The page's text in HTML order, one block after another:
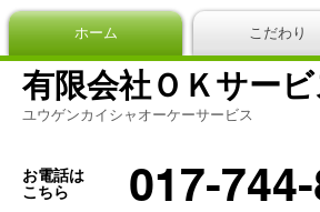
ホーム こだわり
有限会社ＯＫサービ
ユウゲンカイシャオーケーサービス
お電話は
こちら
017-